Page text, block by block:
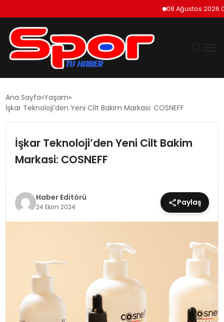
08 Ağustos 2026
EKONOMI
TEKNOLOJI
EĞITIM
SPOR
YAŞAM
Ana Sayfa Yaşam
İşkar Teknoloji’den Yeni Cilt Bakim Markasi: COSNEFF
İşkar Teknoloji’den Yeni Cilt Bakim
Markasi: COSNEFF
Haber Editörü
24 Ekim 2024 Paylaş